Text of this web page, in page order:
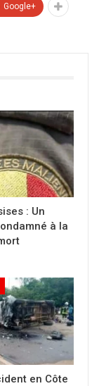
et
Google+
: Un
à la
en Côte